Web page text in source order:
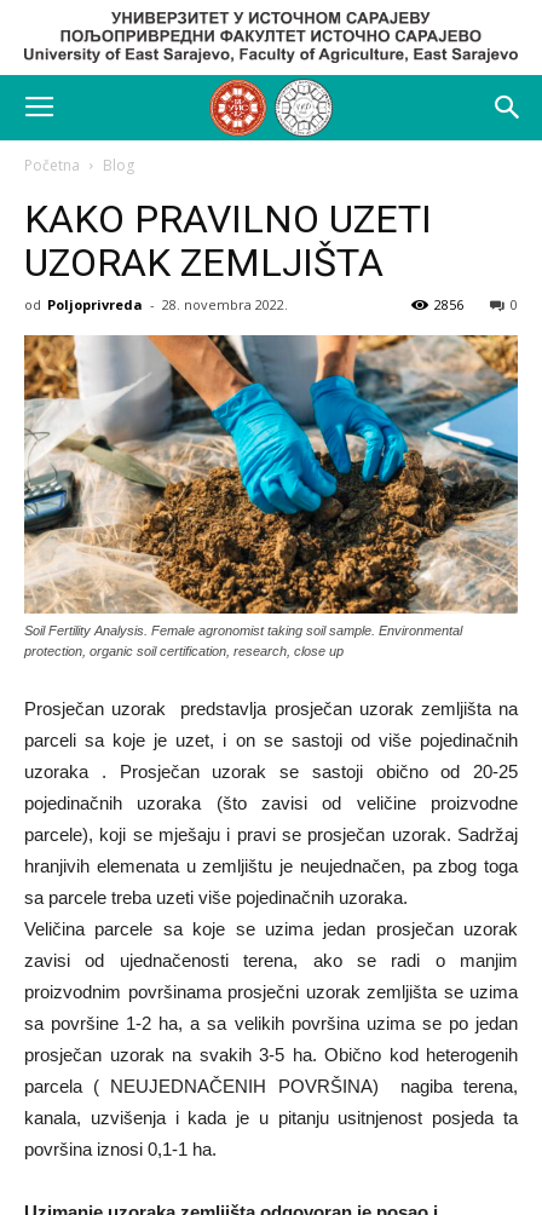
Početna Blog
KAKO PRAVILNO UZETI
UZORAK ZEMLJIŠTA
od Poljoprivreda - 28. novembra 2022. 0
2856
Soil Fertility Analysis. Female agronomist taking soil sample. Environmental
protection, organic soil certification, research, close up
Prosječan uzorak predstavlja prosječan uzorak zemljišta na
parceli sa koje je uzet, i on se sastoji od više pojedinačnih
uzoraka . Prosječan uzorak se sastoji obično od 20-25
pojedinačnih uzoraka (što zavisi od veličine proizvodne
parcele), koji se mješaju i pravi se prosječan uzorak. Sadržaj
hranjivih elemenata u zemljištu je neujednačen, pa zbog toga
sa parcele treba uzeti više pojedinačnih uzoraka.
Veličina parcele sa koje se uzima jedan prosječan uzorak
zavisi od ujednačenosti terena, ako se radi o manjim
proizvodnim površinama prosječni uzorak zemljišta se uzima
sa površine 1-2 ha, a sa velikih površina uzima se po jedan
prosječan uzorak na svakih 3-5 ha. Obično kod heterogenih
parcela ( NEUJEDNAČENIH POVRŠINA) nagiba terena,
kanala, uzvišenja i kada je u pitanju usitnjenost posjeda ta
površina iznosi 0,1-1 ha.